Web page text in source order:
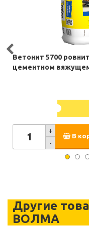
Ветонит 5700
цементном вяжущем
+
-
В
Другие
ВОЛМА